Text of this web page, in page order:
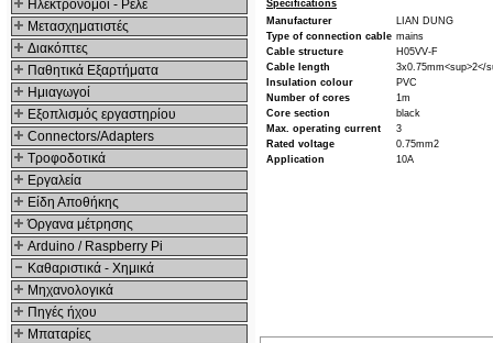
Ηλεκτρονόμοι - Ρελέ
Μετασχηματιστές
Διακόπτες
Παθητικά Εξαρτήματα
Hμιαγωγοί
Εξοπλισμός εργαστηρίου
Connectors/Adapters
Τροφοδοτικά
Εργαλεία
Είδη Αποθήκης
Όργανα μέτρησης
Arduino / Raspberry Pi
Καθαριστικά - Χημικά
Μηχανολογικά
Πηγές ήχου
Μπαταρίες
Specifications
Manufacturer
LIAN DUNG
Type of connection cable mains
Cable structure
H05VV-F
Cable length
3x0.75mm<sup>2</
Insulation colour
PVC
Number of cores
1m
Core section
black
Max. operating current
3
Rated voltage
0.75mm2
Application
10A